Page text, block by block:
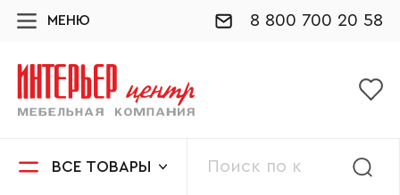
МЕНЮ 8 800 700 20 58
ВСЕ ТОВАРЫ